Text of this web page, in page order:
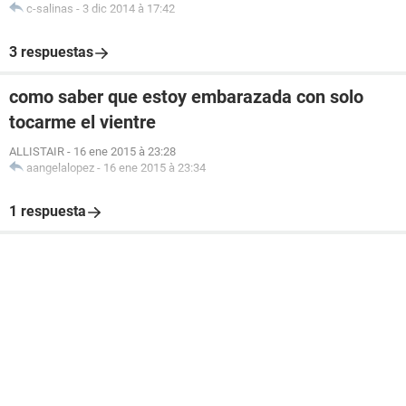
c-salinas - 3 dic 2014 à 17:42
3 respuestas
como saber que estoy embarazada con solo
tocarme el vientre
ALLISTAIR - 16 ene 2015 à 23:28
aangelalopez - 16 ene 2015 à 23:34
1 respuesta